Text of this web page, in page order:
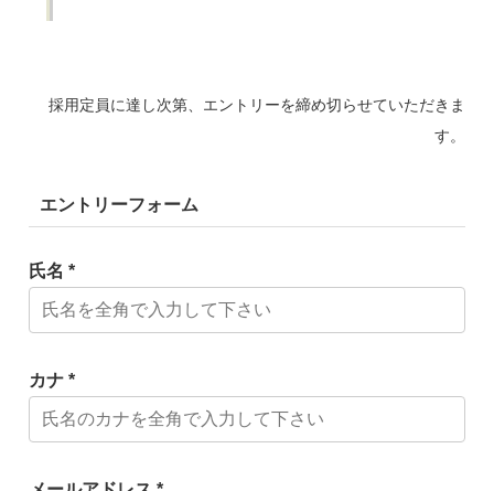
採用定員に達し次第、エントリーを締め切らせていただきま
す。
エントリーフォーム
氏名 *
カナ *